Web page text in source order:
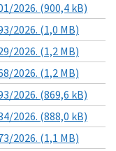
2026. (900,4 kB)
2026. (1,0 MB)
2026. (1,2 MB)
2026. (1,2 MB)
2026. (869,6 kB)
2026. (888,0 kB)
2026. (1,1 MB)